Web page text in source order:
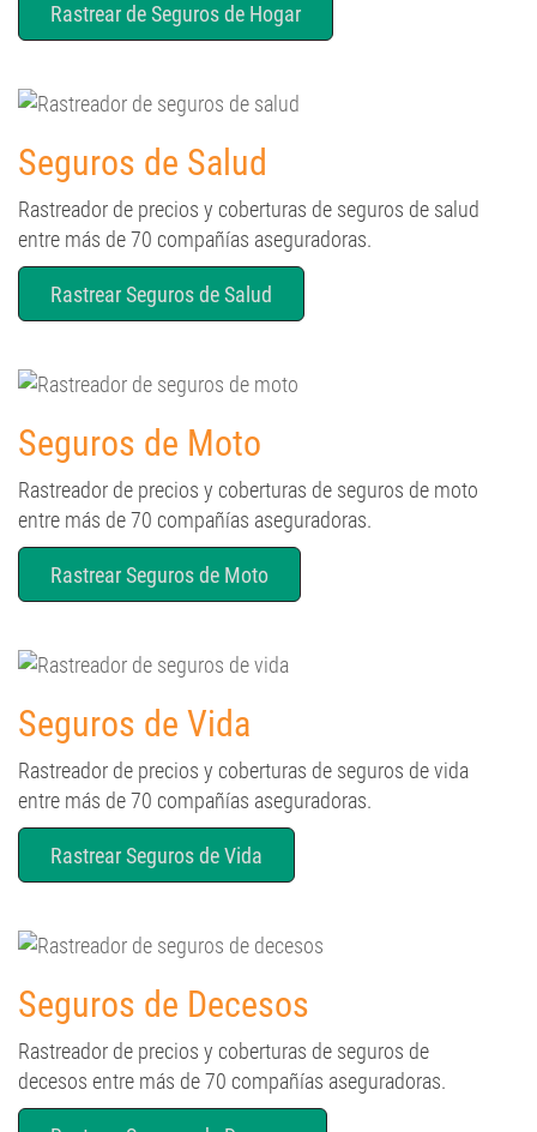
Rastrear de Seguros de Hogar
Seguros de Salud
Rastreador de precios y coberturas de seguros de salud
entre más de 70 compañías aseguradoras.
Rastrear Seguros de Salud
Seguros de Moto
Rastreador de precios y coberturas de seguros de moto
entre más de 70 compañías aseguradoras.
Rastrear Seguros de Moto
Seguros de Vida
Rastreador de precios y coberturas de seguros de vida
entre más de 70 compañías aseguradoras.
Rastrear Seguros de Vida
Seguros de Decesos
Rastreador de precios y coberturas de seguros de
decesos entre más de 70 compañías aseguradoras.